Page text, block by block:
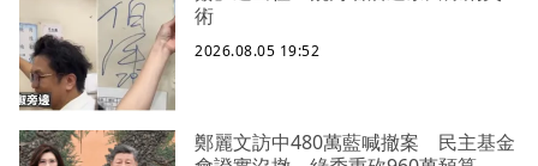
術
2026.08.05 19:52
鄭麗文訪中480萬藍喊撤案 民主基金